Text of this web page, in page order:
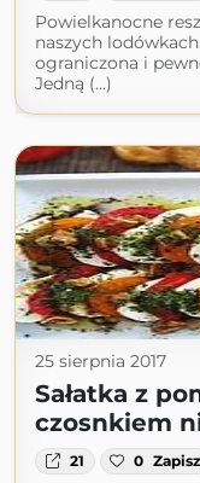
Powielkanocne
naszych
ograniczona i
Jedną (...)
25 sierpnia 2017
Sałatka z
czosnkiem
21 0 Zapisz